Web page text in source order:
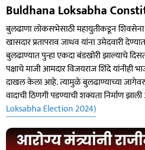
Buldhana Loksabha
बुलढाणा लोकसभेसाठी महायुतीकडून शिवसेना
खासदार प्रतापराव जाधव यांना उमेदवारी
बुलढाण्यात पुन्हा एकदा बंडखोरी झाल्याचे
पक्षाचे माजी आमदार विजयराज शिंदे यांनीही
दाखल केला आहे. त्यामुळे बुलढाण्याच्या
वादाची ठिणगी पडण्याची शक्यता निर्माण
Loksabha Election 2024)